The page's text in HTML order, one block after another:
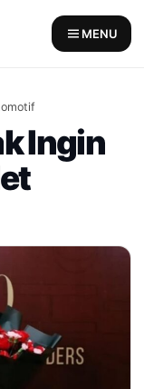
MENU
Ingin